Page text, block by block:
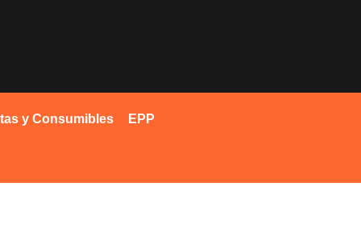
y Consumibles EPP